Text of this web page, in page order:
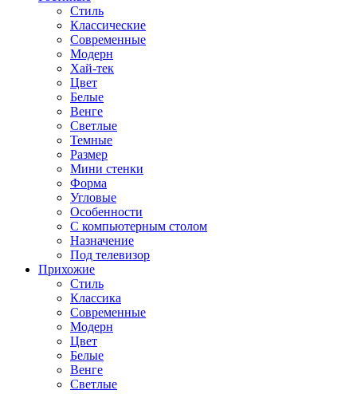
Стиль
Классические
Современные
Модерн
Хай-тек
Цвет
Белые
Венге
Светлые
Темные
Размер
Мини стенки
Форма
Угловые
Особенности
С компьютерным столом
Назначение
Под телевизор
Прихожие
Стиль
Классика
Современные
Модерн
Цвет
Белые
Венге
Светлые